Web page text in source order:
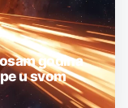
godina
u svom